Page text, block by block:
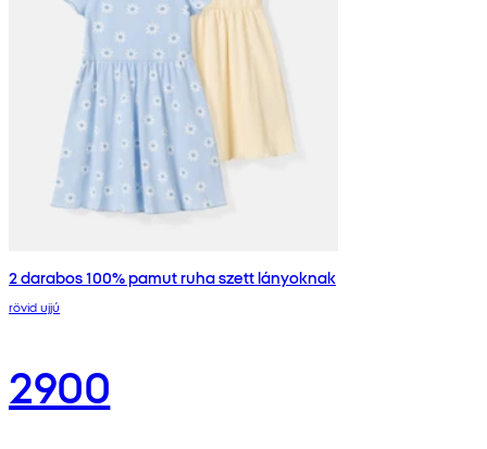
2 darabos 100% pamut ruha szett lányoknak
rövid ujjú
2900